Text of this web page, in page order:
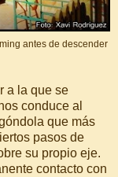
antes de descender
a la que se
conduce al
que más
pasos de
su propio eje.
contacto con